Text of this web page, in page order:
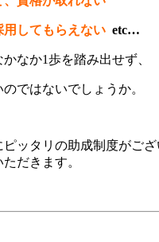
してもらえない etc…
なか1歩を踏み出せず、
ではないでしょうか。
ッタリの助成制度がご
だきます。